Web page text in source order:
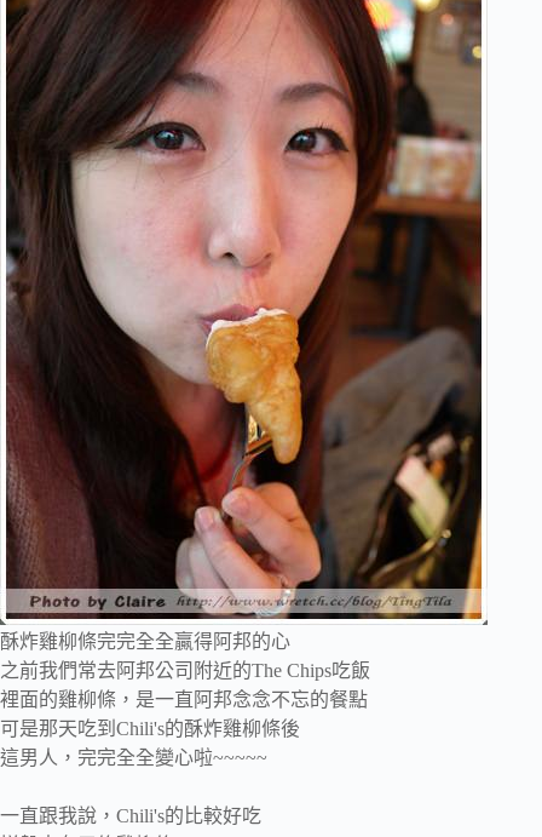
酥炸雞柳條完完全全贏得阿邦的心
之前我們常去阿邦公司附近的The Chips吃飯
裡面的雞柳條，是一直阿邦念念不忘的餐點
可是那天吃到Chili's的酥炸雞柳條後
這男人，完完全全變心啦~~~~~
一直跟我說，Chili's的比較好吃